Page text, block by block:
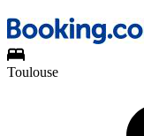
Toulouse